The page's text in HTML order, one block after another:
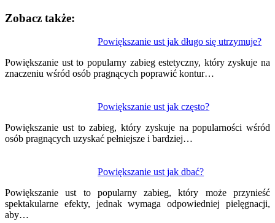
Zobacz także:
Powiększanie ust jak długo się utrzymuje?
Powiększanie ust to popularny zabieg estetyczny, który zyskuje na
znaczeniu wśród osób pragnących poprawić kontur…
Powiększanie ust jak często?
Powiększanie ust to zabieg, który zyskuje na popularności wśród
osób pragnących uzyskać pełniejsze i bardziej…
Powiększanie ust jak dbać?
Powiększanie ust to popularny zabieg, który może przynieść
spektakularne efekty, jednak wymaga odpowiedniej pielęgnacji,
aby…
wpisu